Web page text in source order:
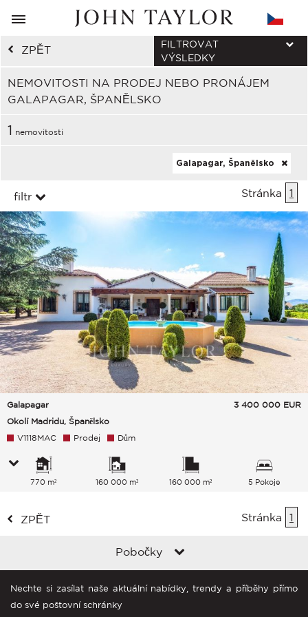
ZPĚT
NEMOVITOSTI NA PRODEJ NEBO PRONÁJEM
GALAPAGAR, ŠPANĚLSKO
FILTROVAT
VÝSLEDKY
1 nemovitosti
Galapagar, Španělsko
filtr Stránka 1
Galapagar
Okolí Madridu, Španělsko
3 400 000 EUR
V1118MAC Prodej Dům
770 m² 160 000 m² 160 000 m² 5 Pokoje
ZPĚT Stránka 1
Pobočky
Nechte si zasílat naše aktuální nabídky, trendy a příběhy přímo
do své poštovní schránky